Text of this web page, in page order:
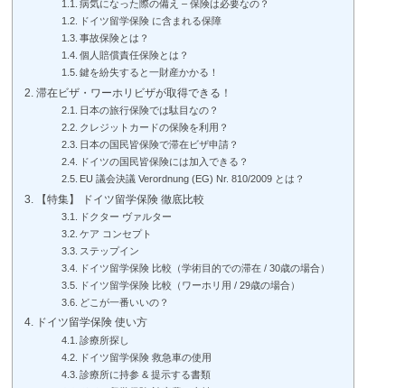
病気になった際の備え – 保険は必要なの？
ドイツ留学保険 に含まれる保障
事故保険とは？
個人賠償責任保険とは？
鍵を紛失すると一財産かかる！
滞在ビザ・ワーホリビザが取得できる！
日本の旅行保険では駄目なの？
クレジットカードの保険を利用？
日本の国民皆保険で滞在ビザ申請？
ドイツの国民皆保険には加入できる？
EU 議会決議 Verordnung (EG) Nr. 810/2009 とは？
【特集】 ドイツ留学保険 徹底比較
ドクター ヴァルター
ケア コンセプト
ステップイン
ドイツ留学保険 比較（学術目的での滞在 / 30歳の場合）
ドイツ留学保険 比較（ワーホリ用 / 29歳の場合）
どこが一番いいの？
ドイツ留学保険 使い方
診療所探し
ドイツ留学保険 救急車の使用
診療所に持参 & 提示する書類